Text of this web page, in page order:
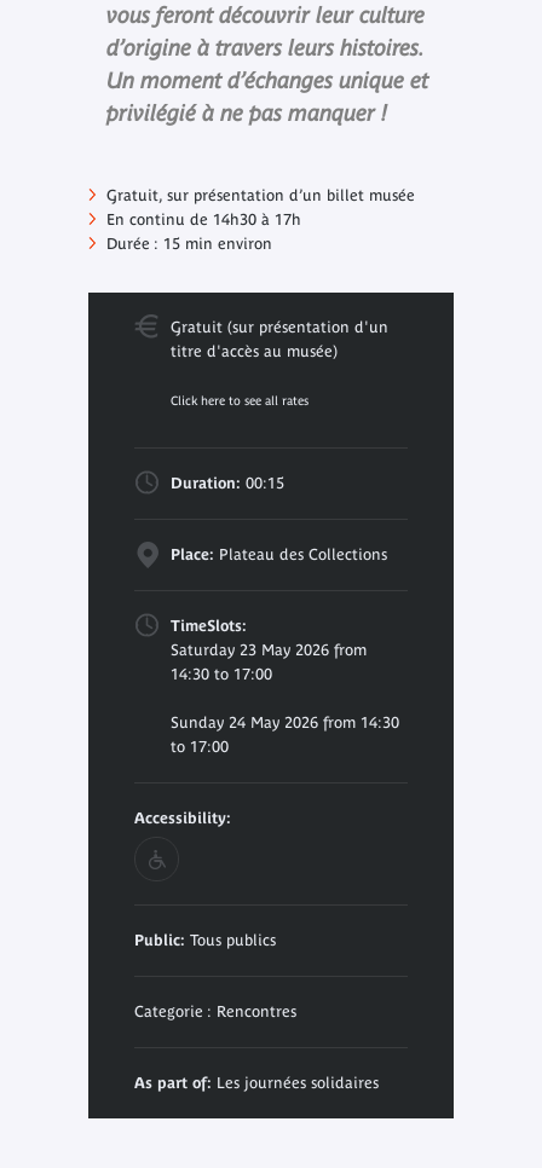
vous feront découvrir leur culture
d’origine à travers leurs histoires.
Un moment d’échanges unique et
privilégié à ne pas manquer !
Gratuit, sur présentation d’un billet musée
En continu de 14h30 à 17h
Durée : 15 min environ
Gratuit (sur présentation d'un
titre d'accès au musée)
Click here to see all rates
Duration: 00:15
Place: Plateau des Collections
TimeSlots:
Saturday 23 May 2026 from
14:30 to 17:00
Sunday 24 May 2026 from 14:30
to 17:00
Accessibility:
Public: Tous publics
Categorie : Rencontres
As part of: Les journées solidaires